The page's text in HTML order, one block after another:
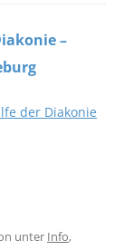
–
der Diakonie
unter Info,